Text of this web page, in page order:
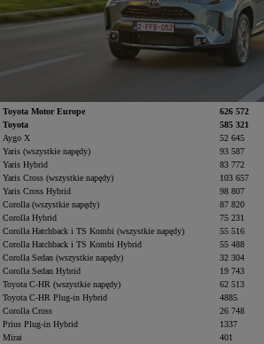
Toyota Motor Europe
626 572
Toyota
585 321
Aygo X
52 645
Yaris (wszystkie napędy)
93 587
Yaris Hybrid
83 772
Yaris Cross (wszystkie napędy)
103 657
Yaris Cross Hybrid
98 807
Corolla (wszystkie napędy)
87 820
Corolla Hybrid
75 231
Corolla Hatchback i TS Kombi (wszystkie napędy)
55 516
Corolla Hatchback i TS Kombi Hybrid
55 488
Corolla Sedan (wszystkie napędy)
32 304
Corolla Sedan Hybrid
19 743
Toyota C-HR (wszystkie napędy)
62 513
Toyota C-HR Plug-in Hybrid
4885
Corolla Cross
26 748
Prius Plug-in Hybrid
1337
Mirai
401